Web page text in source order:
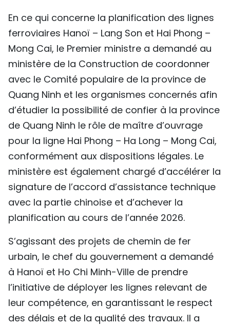
En ce qui concerne la planification des lignes
ferroviaires Hanoï – Lang Son et Hai Phong –
Mong Cai, le Premier ministre a demandé au
ministère de la Construction de coordonner
avec le Comité populaire de la province de
Quang Ninh et les organismes concernés afin
d’étudier la possibilité de confier à la province
de Quang Ninh le rôle de maître d’ouvrage
pour la ligne Hai Phong – Ha Long – Mong Cai,
conformément aux dispositions légales. Le
ministère est également chargé d’accélérer la
signature de l’accord d’assistance technique
avec la partie chinoise et d’achever la
planification au cours de l’année 2026.
S’agissant des projets de chemin de fer
urbain, le chef du gouvernement a demandé
à Hanoï et Ho Chi Minh-Ville de prendre
l’initiative de déployer les lignes relevant de
leur compétence, en garantissant le respect
des délais et de la qualité des travaux. Il a